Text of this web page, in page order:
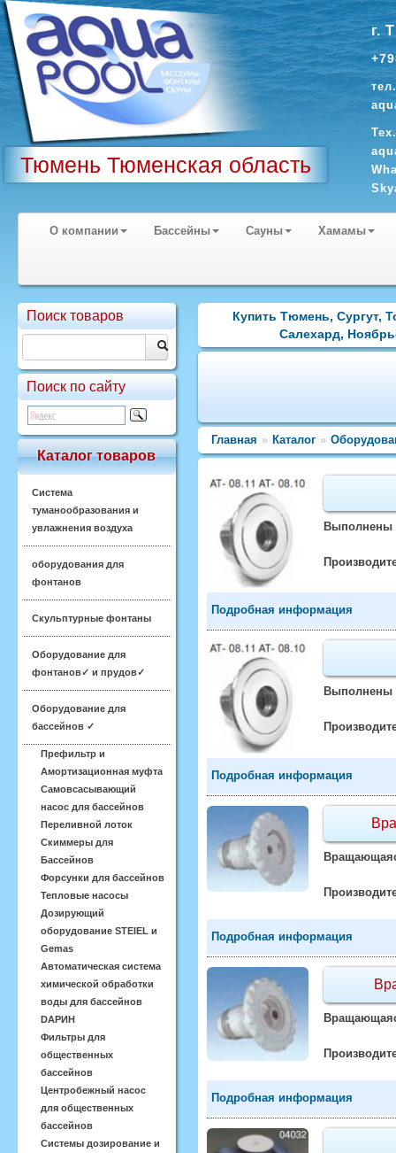
Тюмень Тюменская область
г.
О компании Бассейны Сауны Хамамы
Поиск товаров
Поиск по сайту
Каталог товаров
Система
туманообразования и
увлажнения воздуха
оборудования для
фонтанов
Скульптурные фонтаны
Оборудование для
фонтанов✓ и прудов✓
Оборудование для
бассейнов ✓
Префильтр и
Амортизационная муфта
Самовсасывающий
насос для бассейнов
Переливной лоток
Скиммеры для
Бассейнов
Форсунки для бассейнов
Тепловые насосы
Дозирующий
оборудование STEIEL и
Gemas
Автоматическая система
химической обработки
воды для бассейнов
DАРИН
Фильтры для
общественных
бассейнов
Центробежный насос
для общественных
бассейнов
Системы дозирование и
Купить Тюмень, Сургут,
Салехард,
Главная » Каталог »
Выполнены
Подробная информация
Выполнены
Подробная информация
Подробная информация
Подробная информация